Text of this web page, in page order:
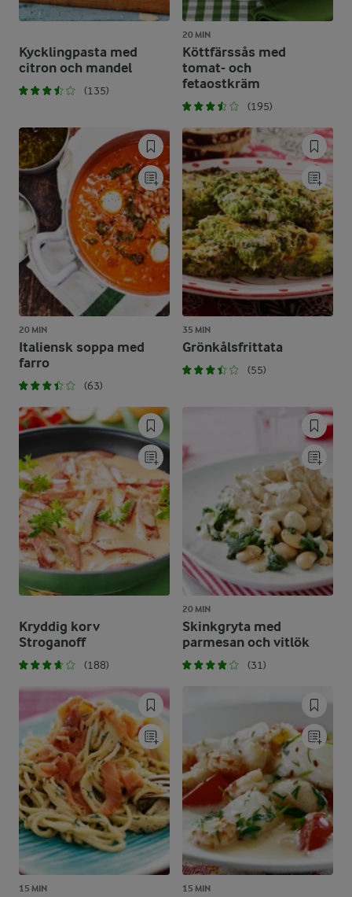
Kycklingpasta med
citron och mandel
(135)
20 MIN
Köttfärssås med
tomat- och
fetaostkräm
(195)
20 MIN
Italiensk soppa med
farro
(63)
35 MIN
Grönkålsfrittata
(55)
Kryddig korv
Stroganoff
(188)
20 MIN
Skinkgryta med
parmesan och vitlök
(31)
15 MIN 15 MIN